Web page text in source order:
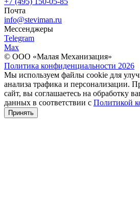
Почта
info@steviman.ru
Мессенджеры
Telegram
Max
© ООО «Малая Механизация»
Политика конфиденциальности 2026
Мы используем файлы cookie для
анализа трафика и персонализации.
сайт, вы соглашаетесь на обработку
данных в соответствии с Политикой
Принять